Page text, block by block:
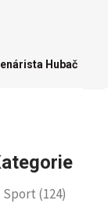
Hubač
Sport (124)